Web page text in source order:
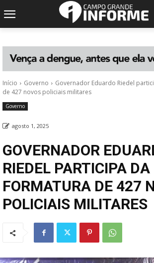
Início Governo
Governador Eduardo Riedel
de 427 novos policiais militares
Governo
agosto 1, 2025
GOVERNADOR
RIEDEL PARTICIPA DA
FORMATURA DE 427
POLICIAIS MILITARES